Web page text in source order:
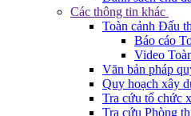
Các thông tin khác
Toàn cảnh Đấu
Báo cáo
Video
Văn bản pháp
Quy hoạch xây
Tra cứu tổ chức
Tra cứu Phòng